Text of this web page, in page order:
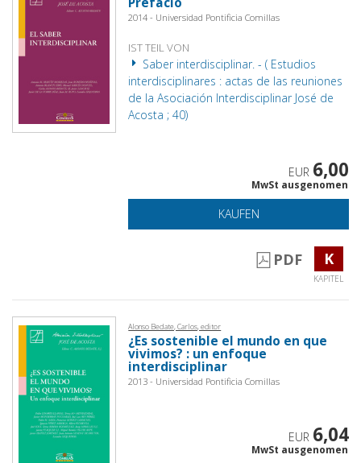
2014 - Universidad Pontificia Comillas
IST TEIL VON
Saber interdisciplinar. - ( Estudios
interdisciplinares : actas de las reuniones
de la Asociación Interdisciplinar José de
Acosta ; 40)
EUR 6,00
MwSt ausgenomen
KAUFEN
PDF K
KAPITEL
Alonso Bedate, Carlos, editor
¿Es sostenible el mundo en que
vivimos? : un enfoque
interdisciplinar
2013 - Universidad Pontificia Comillas
EUR 6,04
MwSt ausgenomen